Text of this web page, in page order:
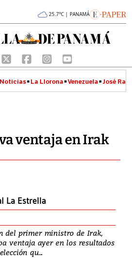
25.7°C | PANAMÁ
La Llorona Venezuela José
ventaja en Irak
La Estrella
del primer ministro de Irak,
ventaja ayer en los resultados
qu...